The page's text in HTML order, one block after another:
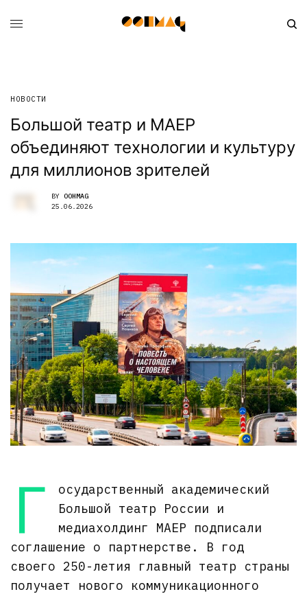
НОВОСТИ
Большой театр и МАЕР
объединяют технологии и культуру
для миллионов зрителей
BY OOHMAG
25.06.2026
Г
осударственный академический
Большой театр России и
медиахолдинг МАЕР подписали
соглашение о партнерстве. В год
своего 250-летия главный театр страны
получает нового коммуникационного